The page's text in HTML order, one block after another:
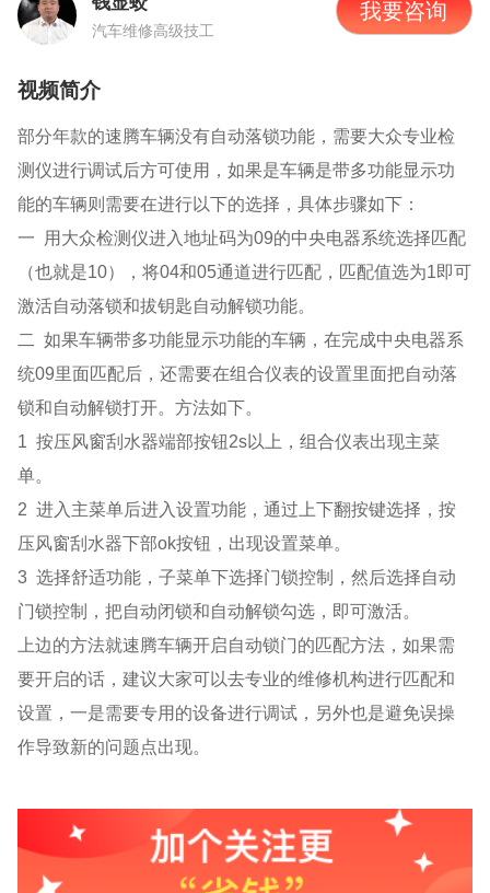
汽车维修高级技工
我要咨询
视频简介
部分年款的速腾车辆没有自动落锁功能，需要大众专业检
测仪进行调试后方可使用，如果是车辆是带多功能显示功
能的车辆则需要在进行以下的选择，具体步骤如下：
一 用大众检测仪进入地址码为09的中央电器系统选择匹配
（也就是10），将04和05通道进行匹配，匹配值选为1即可
激活自动落锁和拔钥匙自动解锁功能。
二 如果车辆带多功能显示功能的车辆，在完成中央电器系
统09里面匹配后，还需要在组合仪表的设置里面把自动落
锁和自动解锁打开。方法如下。
1 按压风窗刮水器端部按钮2s以上，组合仪表出现主菜
单。
2 进入主菜单后进入设置功能，通过上下翻按键选择，按
压风窗刮水器下部ok按钮，出现设置菜单。
3 选择舒适功能，子菜单下选择门锁控制，然后选择自动
门锁控制，把自动闭锁和自动解锁勾选，即可激活。
上边的方法就速腾车辆开启自动锁门的匹配方法，如果需
要开启的话，建议大家可以去专业的维修机构进行匹配和
设置，一是需要专用的设备进行调试，另外也是避免误操
作导致新的问题点出现。